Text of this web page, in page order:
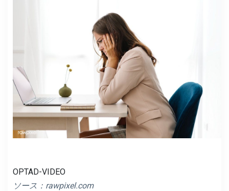
OPTAD-VIDEO
ソース：rawpixel.com